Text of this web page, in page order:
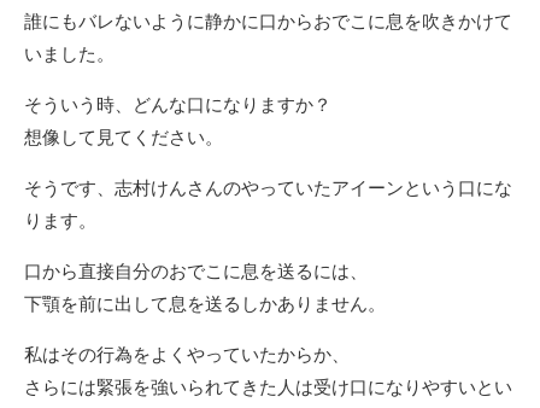
誰にもバレないように静かに口からおでこに息を吹きかけて
いました。
そういう時、どんな口になりますか？
想像して見てください。
そうです、志村けんさんのやっていたアイーンという口にな
ります。
口から直接自分のおでこに息を送るには、
下顎を前に出して息を送るしかありません。
私はその行為をよくやっていたからか、
さらには緊張を強いられてきた人は受け口になりやすいとい